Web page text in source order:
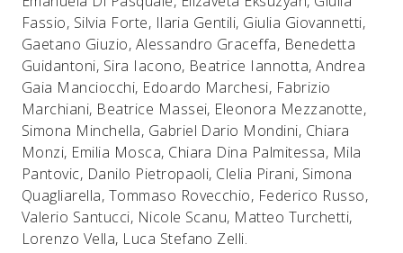
Fassio, Silvia Forte, Ilaria Gentili, Giulia Giovannetti,
Gaetano Giuzio, Alessandro Graceffa, Benedetta
Guidantoni, Sira Iacono, Beatrice Iannotta, Andrea
Gaia Manciocchi, Edoardo Marchesi, Fabrizio
Marchiani, Beatrice Massei, Eleonora Mezzanotte,
Simona Minchella, Gabriel Dario Mondini, Chiara
Monzi, Emilia Mosca, Chiara Dina Palmitessa, Mila
Pantovic, Danilo Pietropaoli, Clelia Pirani, Simona
Quagliarella, Tommaso Rovecchio, Federico Russo,
Valerio Santucci, Nicole Scanu, Matteo Turchetti,
Lorenzo Vella, Luca Stefano Zelli.